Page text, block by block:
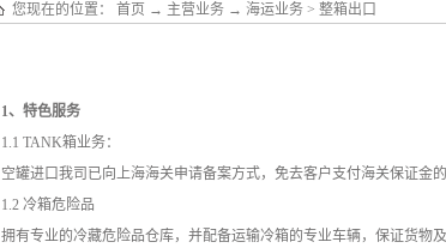
您现在的位置： 首页 → 主营业务 → 海运业务 > 整箱出口
1、特色服务
1.1 TANK箱业务：
空罐进口我司已向上海海关申请备案方式，免去客户支付海关保证金
1.2 冷箱危险品
拥有专业的冷藏危险品仓库，并配备运输冷箱的专业车辆，保证货物